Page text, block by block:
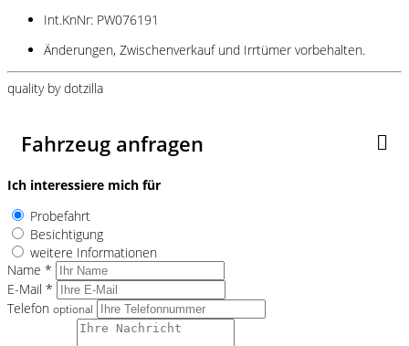
Int.KnNr: PW076191
Änderungen, Zwischenverkauf und Irrtümer vorbehalten.
quality by dotzilla
Fahrzeug anfragen
Ich interessiere mich für
Probefahrt
Besichtigung
weitere Informationen
Name *
E-Mail *
Telefon optional